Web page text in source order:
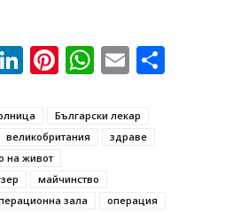
Twitter
LinkedIn
Pinterest
WhatsApp
Email
Български лекар
великобритания
здраве
на живот
майчинство
зала
операция